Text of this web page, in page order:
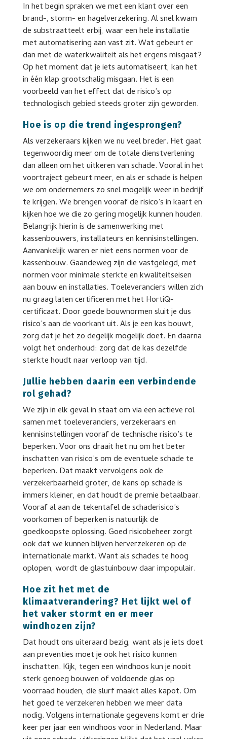
In het begin spraken we met een klant over een
brand-, storm- en hagelverzekering. Al snel kwam
de substraatteelt erbij, waar een hele installatie
met automatisering aan vast zit. Wat gebeurt er
dan met de waterkwaliteit als het ergens misgaat?
Op het moment dat je iets automatiseert, kan het
in één klap grootschalig misgaan. Het is een
voorbeeld van het effect dat de risico’s op
technologisch gebied steeds groter zijn geworden.
Hoe is op die trend ingesprongen?
Als verzekeraars kijken we nu veel breder. Het gaat
tegenwoordig meer om de totale dienstverlening
dan alleen om het uitkeren van schade. Vooral in het
voortraject gebeurt meer, en als er schade is helpen
we om ondernemers zo snel mogelijk weer in bedrijf
te krijgen. We brengen vooraf de risico’s in kaart en
kijken hoe we die zo gering mogelijk kunnen houden.
Belangrijk hierin is de samenwerking met
kassenbouwers, installateurs en kennisinstellingen.
Aanvankelijk waren er niet eens normen voor de
kassenbouw. Gaandeweg zijn die vastgelegd, met
normen voor minimale sterkte en kwaliteitseisen
aan bouw en installaties. Toeleveranciers willen zich
nu graag laten certificeren met het HortiQ-
certificaat. Door goede bouwnormen sluit je dus
risico’s aan de voorkant uit. Als je een kas bouwt,
zorg dat je het zo degelijk mogelijk doet. En daarna
volgt het onderhoud: zorg dat de kas dezelfde
sterkte houdt naar verloop van tijd.
Jullie hebben daarin een verbindende
rol gehad?
We zijn in elk geval in staat om via een actieve rol
samen met toeleveranciers, verzekeraars en
kennisinstellingen vooraf de technische risico’s te
beperken. Voor ons draait het nu om het beter
inschatten van risico’s om de eventuele schade te
beperken. Dat maakt vervolgens ook de
verzekerbaarheid groter, de kans op schade is
immers kleiner, en dat houdt de premie betaalbaar.
Vooraf al aan de tekentafel de schaderisico’s
voorkomen of beperken is natuurlijk de
goedkoopste oplossing. Goed risicobeheer zorgt
ook dat we kunnen blijven herverzekeren op de
internationale markt. Want als schades te hoog
oplopen, wordt de glastuinbouw daar impopulair.
Hoe zit het met de
klimaatverandering? Het lijkt wel of
het vaker stormt en er meer
windhozen zijn?
Dat houdt ons uiteraard bezig, want als je iets doet
aan preventies moet je ook het risico kunnen
inschatten. Kijk, tegen een windhoos kun je nooit
sterk genoeg bouwen of voldoende glas op
voorraad houden, die slurf maakt alles kapot. Om
het goed te verzekeren hebben we meer data
nodig. Volgens internationale gegevens komt er drie
keer per jaar een windhoos voor in Nederland. Maar